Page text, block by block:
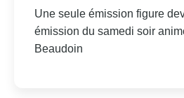
Une seule émission figure
émission du samedi soir
Beaudoin